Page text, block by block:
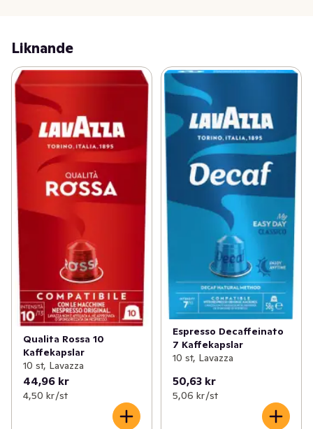
Kapslarna passar till Nespresso® Original-maskiner.
varumärken som tillhör tredje part utan någon relation
till Luigi Lavazza S.p.A. Mellanrost med intensitet 7/13.
Liknande
Qualita Rossa 10
Kaffekapslar
10 st, Lavazza
44,96 kr
4,50 kr /st
Espresso Decaffeinato
7 Kaffekapslar
10 st, Lavazza
50,63 kr
5,06 kr /st